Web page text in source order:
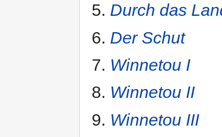
Durch das
Der Schut
Winnetou I
Winnetou II
Winnetou III